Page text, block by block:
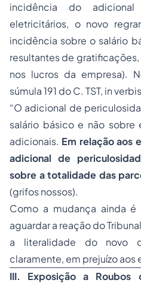
incidência do
eletricitários, o novo
incidência sobre o salário
resultantes de
nos lucros da empresa).
súmula 191 do C. TST, in
“O adicional de
salário básico e não
adicionais. Em relação aos
adicional de
sobre a totalidade das
(grifos nossos).
Como a mudança ainda
aguardar a reação do
a literalidade do novo
claramente, em prejuízo aos
III. Exposição a Roubos